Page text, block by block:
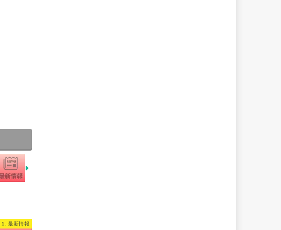
1. 最新情報